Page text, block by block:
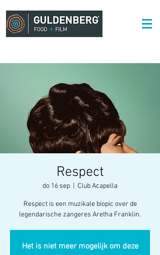
Respect
do 16 sep Club Acapella
Respect is een muzikale biopic over de
legendarische zangeres Aretha Franklin.
Het is niet meer mogelijk om deze